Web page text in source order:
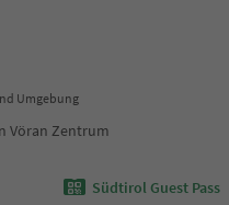
Umgebung
Vöran Zentrum
Südtirol Guest Pass